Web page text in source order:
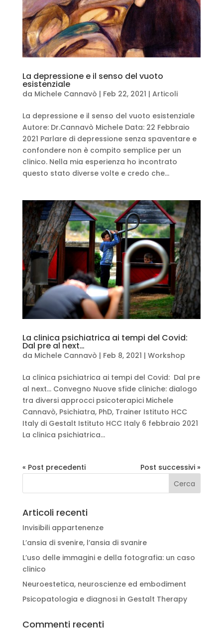
La depressione e il senso del vuoto
esistenziale
da Michele Cannavò | Feb 22, 2021 | Articoli
La depressione e il senso del vuoto esistenziale
Autore: Dr.Cannavò Michele Data: 22 Febbraio
2021 Parlare di depressione senza spaventare e
confondere non è compito semplice per un
clinico. Nella mia esperienza ho incontrato
questo stato diverse volte e credo che...
La clinica psichiatrica ai tempi del Covid:
Dal pre al next…
da Michele Cannavò | Feb 8, 2021 | Workshop
La clinica psichiatrica ai tempi del Covid: Dal pre
al next… Convegno Nuove sfide cliniche: dialogo
tra diversi approcci psicoterapici Michele
Cannavò, Psichiatra, PhD, Trainer Istituto HCC
Italy di Gestalt Istituto HCC Italy 6 febbraio 2021
La clinica psichiatrica...
« Post precedenti Post successivi »
Articoli recenti
Invisibili appartenenze
L’ansia di svenire, l’ansia di svanire
L’uso delle immagini e della fotografia: un caso
clinico
Neuroestetica, neuroscienze ed embodiment
Psicopatologia e diagnosi in Gestalt Therapy
Commenti recenti